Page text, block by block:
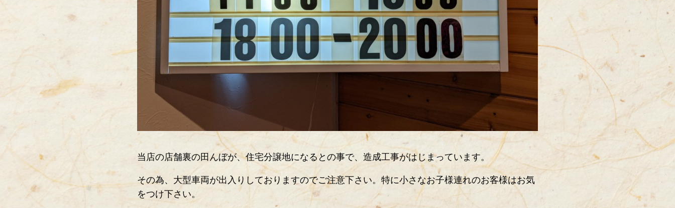
当店の店舗裏の田んぼが、住宅分譲地になるとの事で、造成工事がはじまっています。
その為、大型車両が出入りしておりますのでご注意下さい。特に小さなお子様連れのお客様はお気
をつけ下さい。